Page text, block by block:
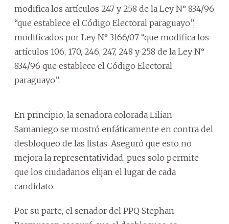
modifica los artículos 247 y 258 de la Ley N° 834/96
“que establece el Código Electoral paraguayo”,
modificados por Ley N° 3166/07 “que modifica los
artículos 106, 170, 246, 247, 248 y 258 de la Ley N°
834/96 que establece el Código Electoral
paraguayo”.
En principio, la senadora colorada Lilian
Samaniego se mostró enfáticamente en contra del
desbloqueo de las listas. Aseguró que esto no
mejora la representatividad, pues solo permite
que los ciudadanos elijan el lugar de cada
candidato.
Por su parte, el senador del PPQ Stephan